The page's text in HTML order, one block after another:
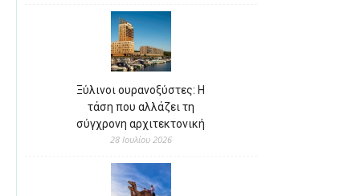
Ξύλινοι ουρανοξύστες: Η
τάση που αλλάζει τη
σύγχρονη αρχιτεκτονική
28 Ιουλίου 2026